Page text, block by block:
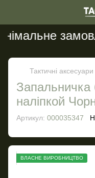
Тактичні аксесуари
Запальничка
наліпкой
Артикул: 000035347
ВЛАСНЕ ВИРОБНИЦТВО